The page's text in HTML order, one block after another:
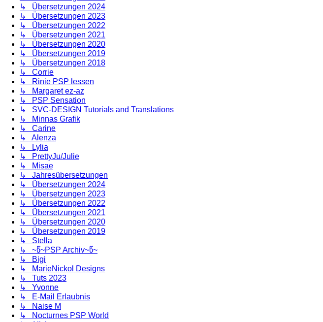
↳ Übersetzungen 2024
↳ Übersetzungen 2023
↳ Übersetzungen 2022
↳ Übersetzungen 2021
↳ Übersetzungen 2020
↳ Übersetzungen 2019
↳ Übersetzungen 2018
↳ Corrie
↳ Rinie PSP lessen
↳ Margaret ez-az
↳ PSP Sensation
↳ SVC-DESIGN Tutorials and Translations
↳ Minnas Grafik
↳ Carine
↳ Alenza
↳ Lylia
↳ PrettyJu/Julie
↳ Misae
↳ Jahresübersetzungen
↳ Übersetzungen 2024
↳ Übersetzungen 2023
↳ Übersetzungen 2022
↳ Übersetzungen 2021
↳ Übersetzungen 2020
↳ Übersetzungen 2019
↳ Stella
↳ ~წ~PSP Archiv~წ~
↳ Bigi
↳ MarieNickol Designs
↳ Tuts 2023
↳ Yvonne
↳ E-Mail Erlaubnis
↳ Naise M
↳ Nocturnes PSP World